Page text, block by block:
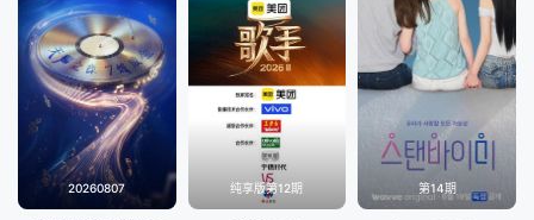
20260807 纯享版第12期 第14期